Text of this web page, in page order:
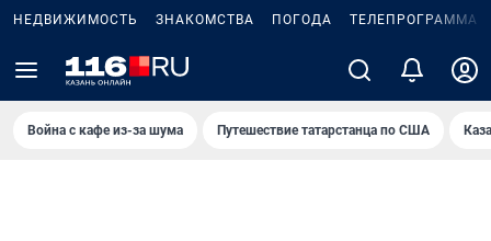
НЕДВИЖИМОСТЬ ЗНАКОМСТВА ПОГОДА ТЕЛЕПРОГРАММА
Война с кафе из-за шума Путешествие татарстанца по США